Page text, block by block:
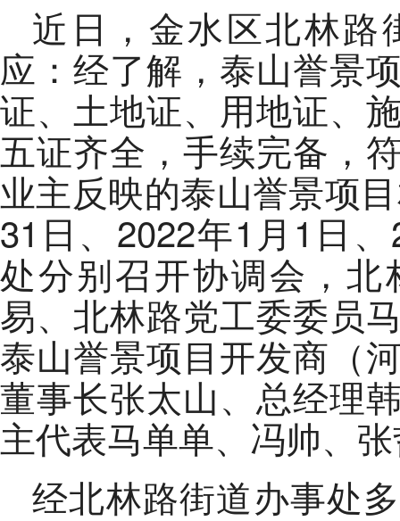
近日，金水区北林路
应：经了解，泰山誉景
证、土地证、用地证、
五证齐全，手续完备，
业主反映的泰山誉景项
31日、2022年1月1日
处分别召开协调会，
易、北林路党工委委员
泰山誉景项目开发商（
董事长张太山、总经理
主代表马单单、冯帅、
经北林路街道办事处